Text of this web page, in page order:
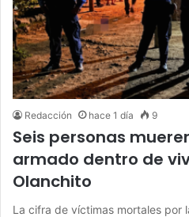
Redacción hace 1 día 9
Seis personas
armado dentro de
Olanchito
La cifra de víctimas mortales por